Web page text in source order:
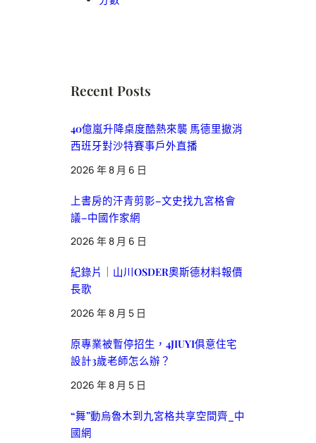
Recent Posts
40億嵐升降桌度酷熱來襲 馬德里撤消
西班牙對沙特賽事戶外直播
2026 年 8 月 6 日
上書房的汗青剪影–文史找九宮格會
議–中國作家網
2026 年 8 月 6 日
紀錄片｜山川OSDER奧斯德材料報價
長歌
2026 年 8 月 5 日
原專業被暫停招生，4JIUYI俱意住宅
設計3歲老師怎么辦？
2026 年 8 月 5 日
“舞”動烏魯木到九宮格共享空間齊_中
國網